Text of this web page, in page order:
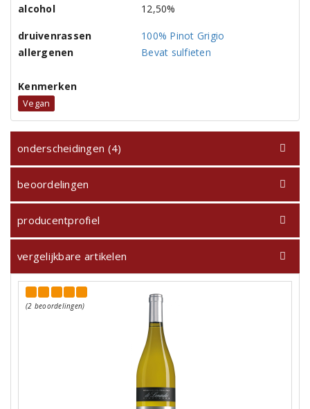
alcohol
12,50%
druivenrassen
100% Pinot Grigio
allergenen
Bevat sulfieten
Kenmerken
Vegan
onderscheidingen (4)
beoordelingen
producentprofiel
vergelijkbare artikelen
(2 beoordelingen)